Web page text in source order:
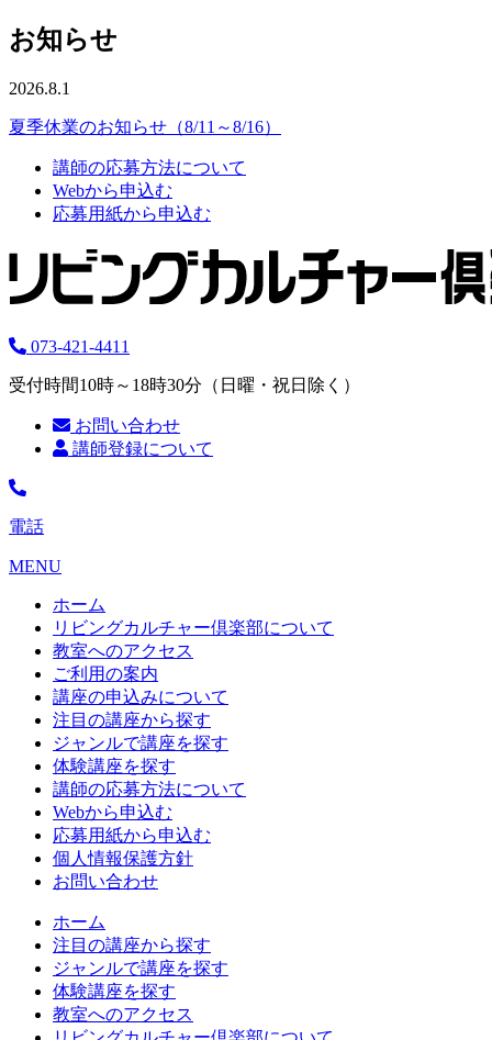
お知らせ
2026.8.1
夏季休業のお知らせ（8/11～8/16）
講師の応募方法について
Webから申込む
応募用紙から申込む
073-421-4411
受付時間10時～18時30分（日曜・祝日除く）
お問い合わせ
講師登録について
電話
MENU
ホーム
リビングカルチャー倶楽部について
教室へのアクセス
ご利用の案内
講座の申込みについて
注目の講座から探す
ジャンルで講座を探す
体験講座を探す
講師の応募方法について
Webから申込む
応募用紙から申込む
個人情報保護方針
お問い合わせ
ホーム
注目の講座から探す
ジャンルで講座を探す
体験講座を探す
教室へのアクセス